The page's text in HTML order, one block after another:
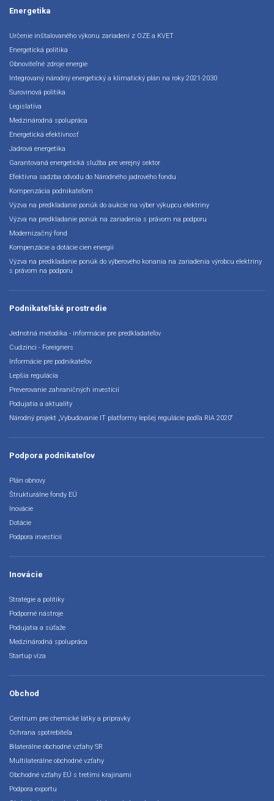
Energetika
Určenie inštalovaného výkonu zariadení z OZE a KVET
Energetická politika
Obnoviteľné zdroje energie
Integrovaný národný energetický a klimatický plán na roky 2021-2030
Surovinová politika
Legislatíva
Medzinárodná spolupráca
Energetická efektívnosť
Jadrová energetika
Garantovaná energetická služba pre verejný sektor
Efektívna sadzba odvodu do Národného jadrového fondu
Kompenzácia podnikateľom
Výzva na predkladanie ponúk do aukcie na výber výkupcu elektriny
Výzva na predkladanie ponúk na zariadenia s právom na podporu
Modernizačný fond
Kompenzácie a dotácie cien energií
Výzva na predkladanie ponúk do výberového konania na zariadenia výrobcu elektriny
s právom na podporu
Podnikateľské prostredie
Jednotná metodika - informácie pre predkladateľov
Cudzinci - Foreigners
Informácie pre podnikateľov
Lepšia regulácia
Preverovanie zahraničných investícií
Podujatia a aktuality
Národný projekt „Vybudovanie IT platformy lepšej regulácie podľa RIA 2020“
Podpora podnikateľov
Plán obnovy
Štrukturálne fondy EÚ
Inovácie
Dotácie
Podpora investícií
Inovácie
Stratégie a politiky
Podporné nástroje
Podujatia a súťaže
Medzinárodná spolupráca
Startup víza
Obchod
Centrum pre chemické látky a prípravky
Ochrana spotrebiteľa
Bilaterálne obchodné vzťahy SR
Multilaterálne obchodné vzťahy
Obchodné vzťahy EÚ s tretími krajinami
Podpora exportu